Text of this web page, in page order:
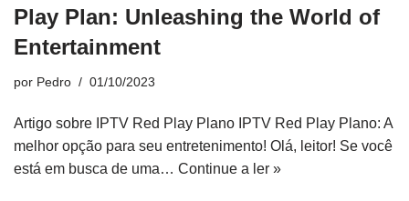
Play Plan: Unleashing the World of
Entertainment
por Pedro 01/10/2023
Artigo sobre IPTV Red Play Plano IPTV Red Play Plano: A
melhor opção para seu entretenimento! Olá, leitor! Se você
está em busca de uma… Continue a ler »